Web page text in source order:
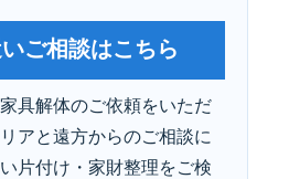
ご相談はこちら
具解体のご依頼をいただ
アと遠方からのご相談に
片付け・家財整理をご検